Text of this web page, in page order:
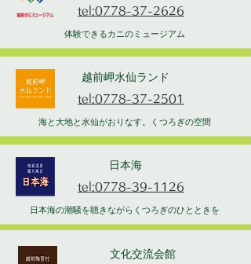
tel:0778-37-2626
体験できるカニのミュージアム
越前岬水仙ランド
tel:0778-37-2501
海と大地と水仙がおりなす。くつろぎの空間
日本海
tel:0778-39-1126
日本海の潮騒を聴きながらくつろぎのひとときを
文化交流会館